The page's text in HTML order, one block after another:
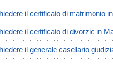
il certificato di matrimonio
il certificato di divorzio in
il generale casellario